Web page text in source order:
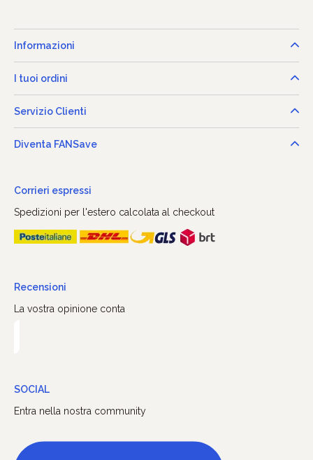
Informazioni
I tuoi ordini
Servizio Clienti
Diventa FANSave
Corrieri espressi
Spedizioni per l'estero calcolata al checkout
Recensioni
La vostra opinione conta
SOCIAL
Entra nella nostra community